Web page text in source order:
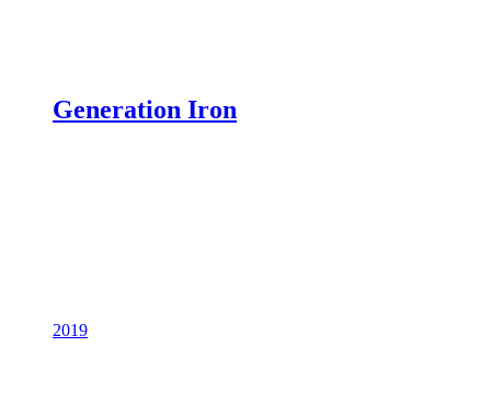
Generation Iron
2019